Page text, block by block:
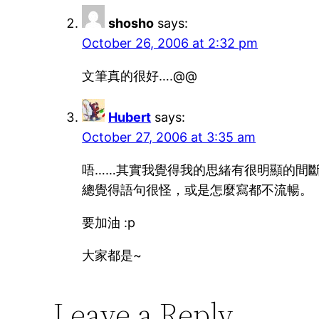
shosho says:
October 26, 2006 at 2:32 pm
文筆真的很好….@@
Hubert says:
October 27, 2006 at 3:35 am
唔……其實我覺得我的思緒有很明顯的間
總覺得語句很怪，或是怎麼寫都不流暢。
要加油 :p
大家都是~